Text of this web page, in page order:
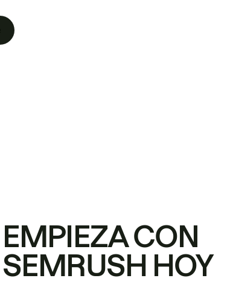
EMPIEZA CON
SEMRUSH HOY